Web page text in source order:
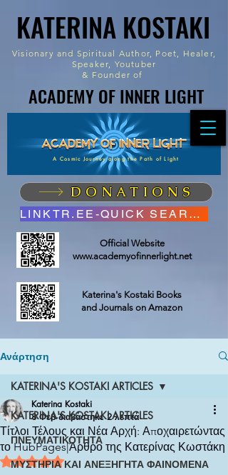
KATERINA KOSTAKI
KATERINA KOSTAKI
Visionary and Spiritual Author, Poet, Healer,
Speaker, Youtuber
& Founder of
ACADEMY OF INNER LIGHT
ACADEMY OF INNER LIGHT
A Cosmic Journey along the Path of Light
DONATIONS
LINKTR.EE-QUICK SEARCH
Official Website
www.academyofinnerlight.net
Katerina's Kostaki Books
and Journals on Amazon
Ανάρτηση
KATERINA'S KOSTAKI ARTICLES
ΠΝΕΥΜΑΤΙΚΟΤΗΤΑ
ΜΥΣΤΗΡΙΑ ΚΑΙ ΑΝΕΞΗΓΗΤΑ ΦΑΙΝΟΜΕΝΑ
KATERINA'S KOSTAKI ARTICLES
Τίτλοι Τέλους και Νέα Αρχή: Αποχαιρετώντας
το HubPages|Άρθρο της Κατερίνας Κωστάκη
Katerina Kostaki
8 Φεβ διαβάστηκε 2 λεπτά
Βαθμολογήθηκε με NaN από 5 αστέρια.